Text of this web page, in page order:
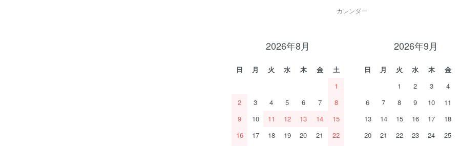
カレンダー
2026年8月
日 月 火 水 木 金
土
1
2
3 4 5 6 7
8
9
10 11 12 13 14
15
16
17 18 19 20 21
22
2026年9月
日 月 火 水 木 金
1
2 3 4
6
7 8 9 10 11
13
14 15 16 17 18
20
21 22 23 24 25